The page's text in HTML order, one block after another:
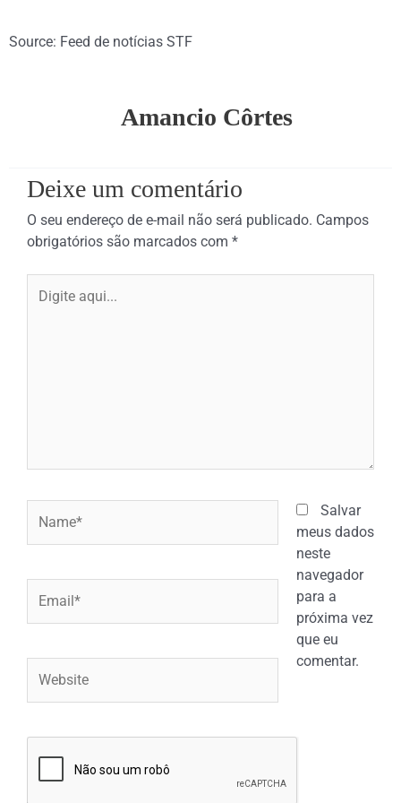
Source: Feed de notícias STF
Amancio Côrtes
Deixe um comentário
O seu endereço de e-mail não será publicado. Campos
obrigatórios são marcados com *
aqui...
Salvar
meus dados
neste
navegador
para a
próxima vez
que eu
comentar.